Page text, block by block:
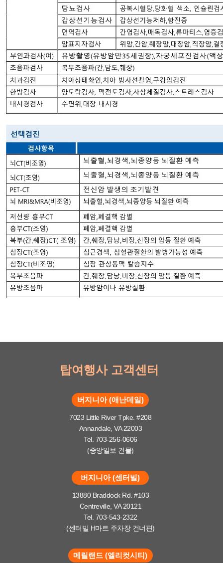
탑여행사 고객센터
버지니아 (애난데일)
7023 Little River Tpke. #208
Annandale, VA 22003
Tel. 703-256-0606
(중앙일보 건물)
버지니아 (센터빌)
13880 Braddock Rd. #103
Centreville, VA 20121
Tel. 703-543-2322
(센터빌 H마트 주차장 건너편)
메릴랜드 (엘리컷시티)